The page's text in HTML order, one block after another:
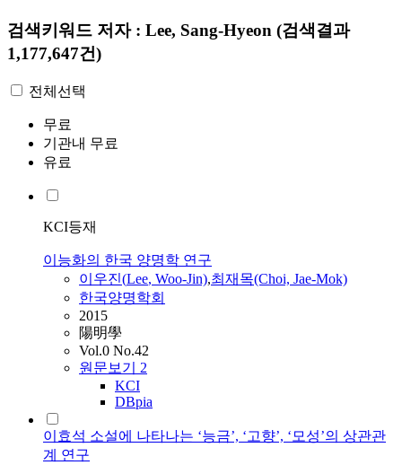
검색키워드 저자 : Lee, Sang-Hyeon (검색결과
1,177,647건)
전체선택
무료
기관내 무료
유료
KCI등재
이능화의 한국 양명학 연구
이우진(Lee, Woo-Jin),최재목(Choi, Jae-Mok)
한국양명학회
2015
陽明學
Vol.0 No.42
원문보기 2
KCI
DBpia
이효석 소설에 나타나는 ‘능금’, ‘고향’, ‘모성’의 상관관
계 연구